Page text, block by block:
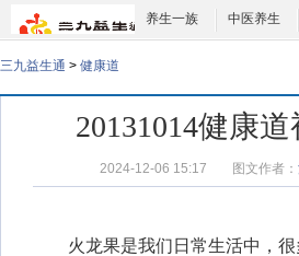
养生一族 中医养生
三九益生通 > 健康道
20131014健康
2024-12-06 15:17 图文作者：
火龙果是我们日常生活中，很